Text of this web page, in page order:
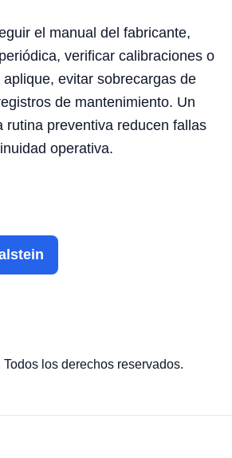
el manual del fabricante,
verificar calibraciones o
evitar sobrecargas de
de mantenimiento. Un
rutina preventiva reducen fallas
operativa.
los derechos reservados.